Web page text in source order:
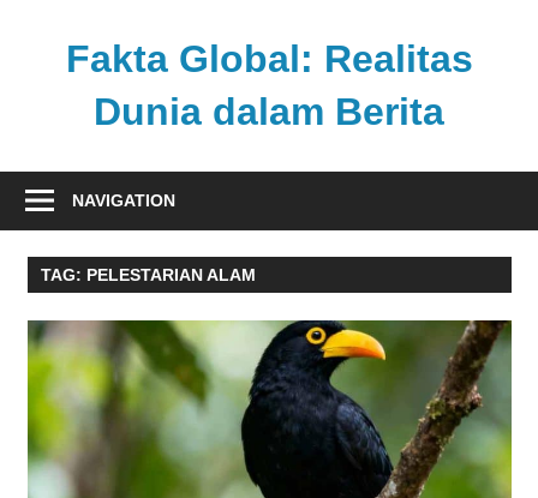
Fakta Global: Realitas
Dunia dalam Berita
kabar
dari
berbagai
pandang
NAVIGATION
TAG: PELESTARIAN ALAM